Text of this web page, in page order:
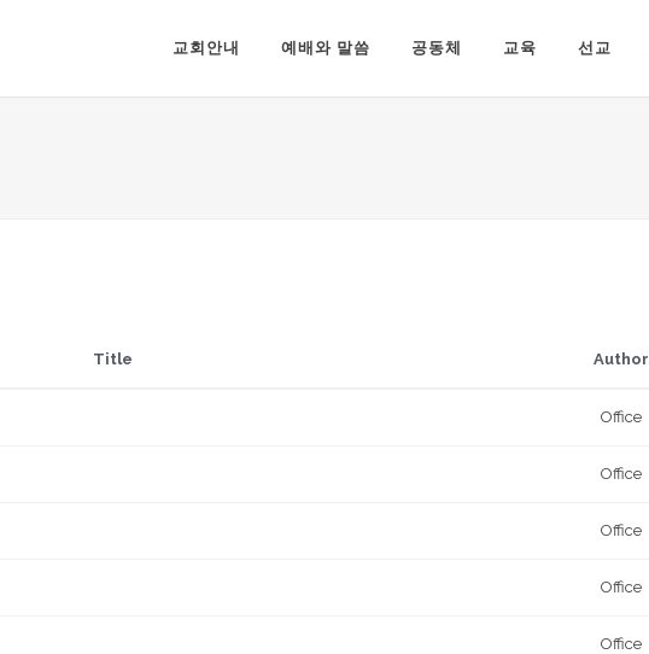
교회안내 예배와 말씀 공동체 교육 선교
Title Author
Office
Office
Office
Office
Office